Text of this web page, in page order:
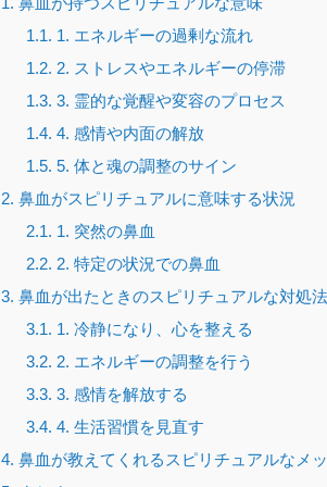
1.1. 1. エネルギーの過剰な流れ
1.2. 2. ストレスやエネルギーの停滞
1.3. 3. 霊的な覚醒や変容のプロセス
1.4. 4. 感情や内面の解放
1.5. 5. 体と魂の調整のサイン
2. 鼻血がスピリチュアルに意味する状況
2.1. 1. 突然の鼻血
2.2. 2. 特定の状況での鼻血
3. 鼻血が出たときのスピリチュアルな対処法
3.1. 1. 冷静になり、心を整える
3.2. 2. エネルギーの調整を行う
3.3. 3. 感情を解放する
3.4. 4. 生活習慣を見直す
4. 鼻血が教えてくれるスピリチュアルなメ